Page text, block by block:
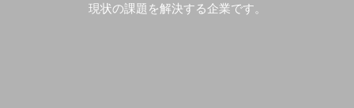
現状の課題を解決する企業です。
現状の課題を解決する企業です。
現状の課題を解決する企業です。
現状の課題を解決する企業です。